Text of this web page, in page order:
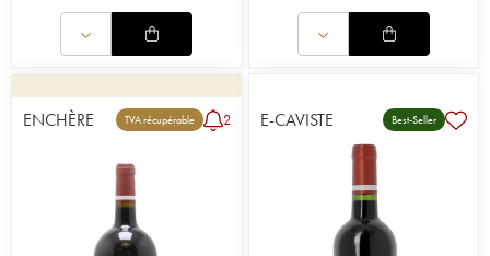
ENCHÈRE TVA récupérable 2 E-CAVISTE Best-Seller